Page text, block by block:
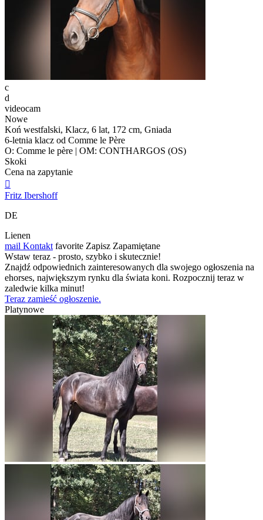
c
d
videocam
Nowe
Koń westfalski, Klacz, 6 lat, 172 cm, Gniada
6-letnia klacz od Comme le Père
O: Comme le père | OM: CONTHARGOS (OS)
Skoki
Cena na zapytanie

Fritz Ibershoff
DE
Lienen
mail Kontakt favorite Zapisz Zapamiętane
Wstaw teraz - prosto, szybko i skutecznie!
Znajdź odpowiednich zainteresowanych dla swojego ogłoszenia na
ehorses, największym rynku dla świata koni. Rozpocznij teraz w
zaledwie kilka minut!
Teraz zamieść ogłoszenie.
Platynowe